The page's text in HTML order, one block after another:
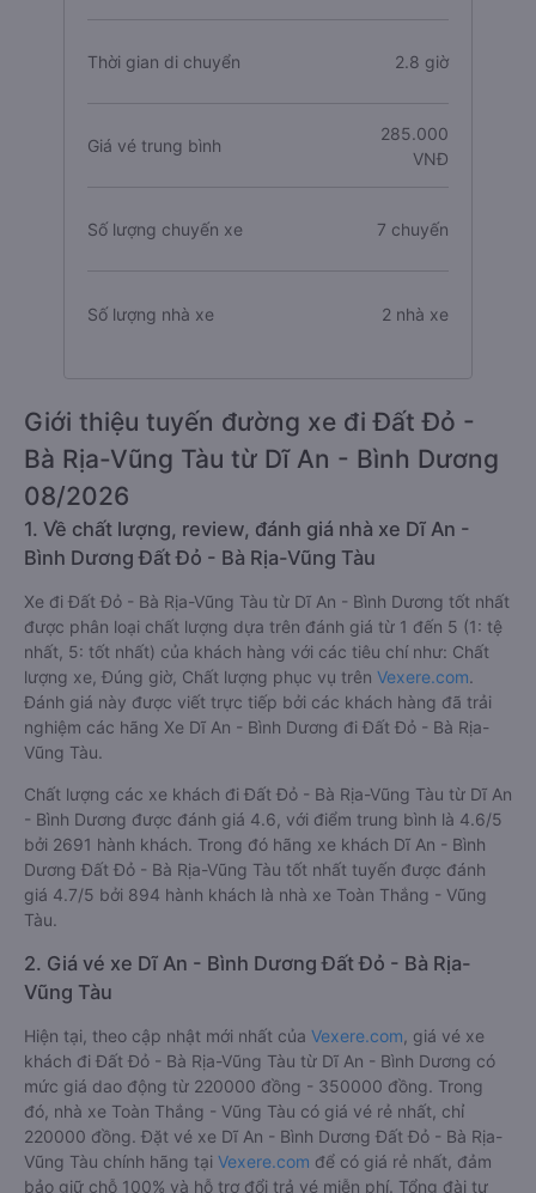
Thời gian di chuyển 2.8 giờ
Giá vé trung bình
285.000
VNĐ
Số lượng chuyến xe 7 chuyến
Số lượng nhà xe 2 nhà xe
Giới thiệu tuyến đường xe đi Đất Đỏ -
Bà Rịa-Vũng Tàu từ Dĩ An - Bình Dương
08/2026
1. Về chất lượng, review, đánh giá nhà xe Dĩ An -
Bình Dương Đất Đỏ - Bà Rịa-Vũng Tàu
Xe đi Đất Đỏ - Bà Rịa-Vũng Tàu từ Dĩ An - Bình Dương tốt nhất
được phân loại chất lượng dựa trên đánh giá từ 1 đến 5 (1: tệ
nhất, 5: tốt nhất) của khách hàng với các tiêu chí như: Chất
lượng xe, Đúng giờ, Chất lượng phục vụ trên Vexere.com.
Đánh giá này được viết trực tiếp bởi các khách hàng đã trải
nghiệm các hãng Xe Dĩ An - Bình Dương đi Đất Đỏ - Bà Rịa-
Vũng Tàu.
Chất lượng các xe khách đi Đất Đỏ - Bà Rịa-Vũng Tàu từ Dĩ An
- Bình Dương được đánh giá 4.6, với điểm trung bình là 4.6/5
bởi 2691 hành khách. Trong đó hãng xe khách Dĩ An - Bình
Dương Đất Đỏ - Bà Rịa-Vũng Tàu tốt nhất tuyến được đánh
giá 4.7/5 bởi 894 hành khách là nhà xe Toàn Thắng - Vũng
Tàu.
2. Giá vé xe Dĩ An - Bình Dương Đất Đỏ - Bà Rịa-
Vũng Tàu
Hiện tại, theo cập nhật mới nhất của Vexere.com , giá vé xe
khách đi Đất Đỏ - Bà Rịa-Vũng Tàu từ Dĩ An - Bình Dương có
mức giá dao động từ 220000 đồng - 350000 đồng. Trong
đó, nhà xe Toàn Thắng - Vũng Tàu có giá vé rẻ nhất, chỉ
220000 đồng. Đặt vé xe Dĩ An - Bình Dương Đất Đỏ - Bà Rịa-
Vũng Tàu chính hãng tại Vexere.com để có giá rẻ nhất, đảm
bảo giữ chỗ 100% và hỗ trợ đổi trả vé miễn phí. Tổng đài tư